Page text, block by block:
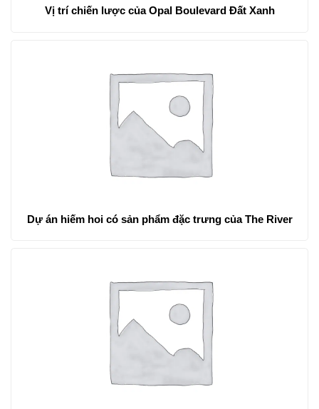
Vị trí chiến lược của Opal Boulevard Đất Xanh
Dự án hiếm hoi có sản phẩm đặc trưng của The River